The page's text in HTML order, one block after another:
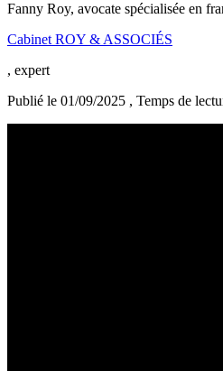
Fanny Roy, avocate spécialisée en
Cabinet ROY & ASSOCIÉS
, expert
Publié le 01/09/2025 , Temps de